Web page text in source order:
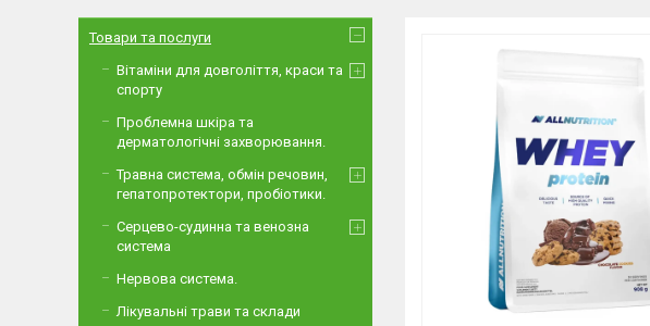
Товари та послуги
Вітаміни для довголіття, краси та
спорту
Проблемна шкіра та
дерматологічні захворювання.
Травна система, обмін речовин,
гепатопротектори, пробіотики.
Серцево-судинна та венозна
система
Нервова система.
Лікувальні трави та склади